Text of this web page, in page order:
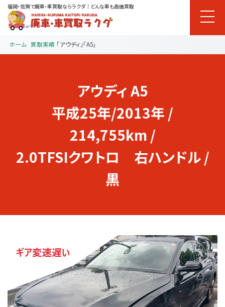
福岡・佐賀で廃車・車買取ならラクダ｜どんな車も高価買取
ホーム 買取実績 「アウディ」「A5」
アウディ A5
平成25年/2013年 /
214,755km /
2.0TFSIクワトロ 右ハンドル /
黒